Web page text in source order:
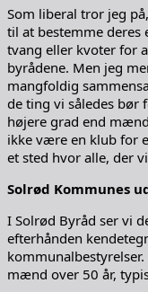
Som liberal tror jeg
til at bestemme deres
tvang eller kvoter for
byrådene. Men jeg
mangfoldig
de ting vi således bør
højere grad end
ikke være en klub for
et sted hvor alle, der
Solrød Kommunes
I Solrød Byråd ser vi
efterhånden
mænd over 50 år,